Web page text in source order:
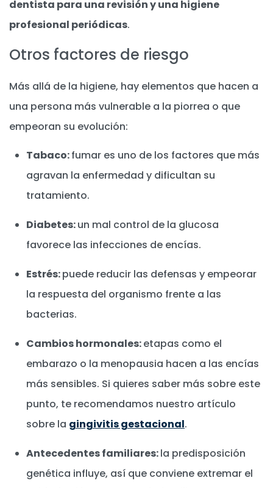
dentista para una revisión y una higiene
profesional periódicas.
Otros factores de riesgo
Más allá de la higiene, hay elementos que hacen a
una persona más vulnerable a la piorrea o que
empeoran su evolución:
Tabaco:fumar es uno de los factores que más
agravan la enfermedad y dificultan su
tratamiento.
Diabetes:un mal control de la glucosa
favorece las infecciones de encías.
Estrés:puede reducir las defensas y empeorar
la respuesta del organismo frente a las
bacterias.
Cambios hormonales:etapas como el
embarazo o la menopausia hacen a las encías
más sensibles. Si quieres saber más sobre este
punto, te recomendamos nuestro artículo
sobre la gingivitis gestacional.
Antecedentes familiares:la predisposición
genética influye, así que conviene extremar el